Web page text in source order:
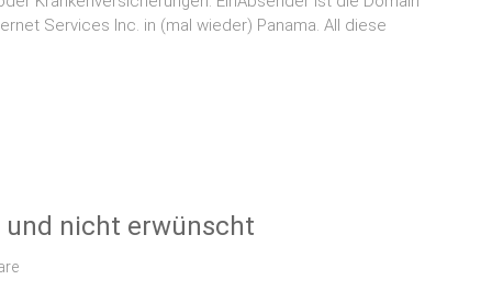
Services Inc. in (mal wieder) Panama. All diese
nicht erwünscht